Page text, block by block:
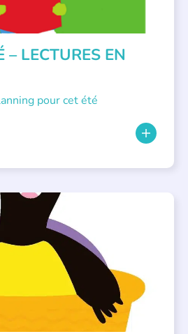
– LECTURES EN
pour cet été